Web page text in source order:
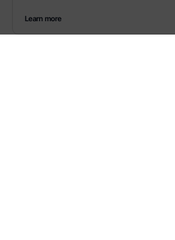
Learn more